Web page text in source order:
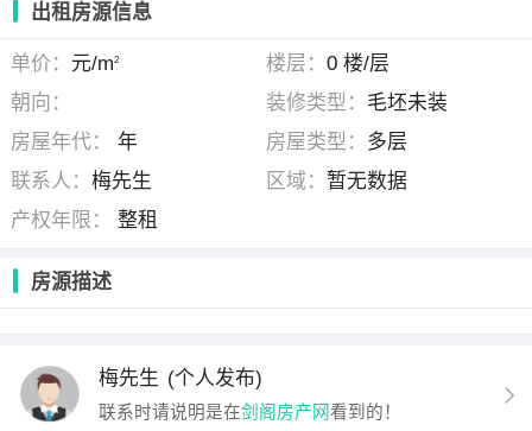
出租房源信息
单价： 元/m2 楼层： 0 楼/层
朝向：
装修类型： 毛坯未装
房屋年代：
年 房屋类型： 多层
联系人：梅先生 区域： 暂无数据
产权年限：
整租
房源描述
梅先生 (个人发布)
联系时请说明是在剑阁房产网看到的！